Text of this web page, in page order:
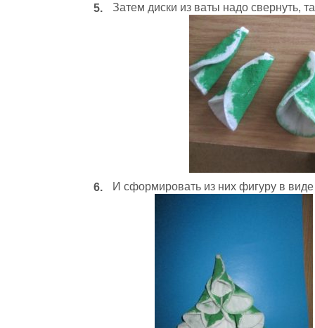
Затем диски из ваты надо свернуть,
И сформировать из них фигуру в виде